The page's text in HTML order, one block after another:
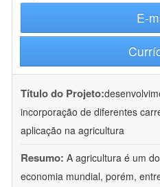
E-
Título do Projeto:
incorporação de diferentes
aplicação na agricultura
Resumo: A agricultura é um
economia mundial, porém,